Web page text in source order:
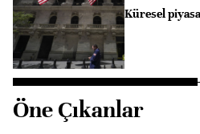
Küresel
Öne Çıkanlar